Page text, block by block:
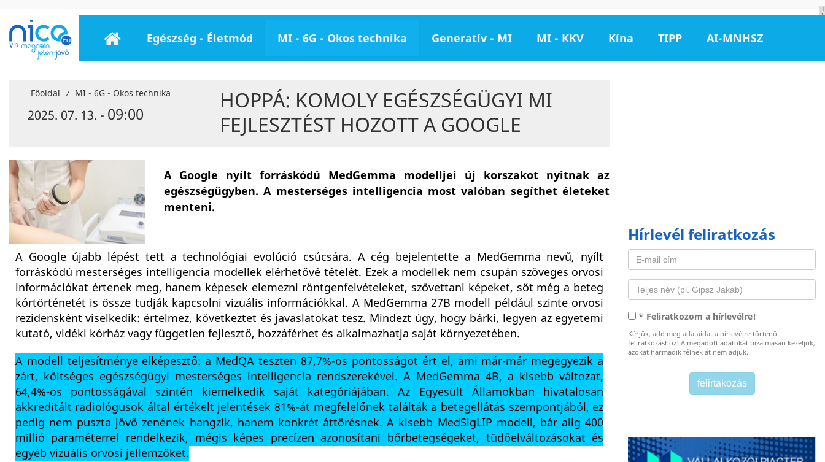
H
I
Egészség - Életmód MI - 6G - Okos technika Generatív - MI MI - KKV Kína TIPP AI-MNHSZ
Főoldal / MI - 6G - Okos technika
2025. 07. 13. - 09:00
HOPPÁ: KOMOLY EGÉSZSÉGÜGYI MI
FEJLESZTÉST HOZOTT A GOOGLE
A Google nyílt forráskódú MedGemma modelljei új korszakot nyitnak az
egészségügyben. A mesterséges intelligencia most valóban segíthet életeket
menteni.
A Google újabb lépést tett a technológiai evolúció csúcsára. A cég bejelentette a MedGemma nevű, nyílt
forráskódú mesterséges intelligencia modellek elérhetővé tételét. Ezek a modellek nem csupán szöveges orvosi
információkat értenek meg, hanem képesek elemezni röntgenfelvételeket, szövettani képeket, sőt még a beteg
kórtörténetét is össze tudják kapcsolni vizuális információkkal. A MedGemma 27B modell például szinte orvosi
rezidensként viselkedik: értelmez, következtet és javaslatokat tesz. Mindezt úgy, hogy bárki, legyen az egyetemi
kutató, vidéki kórház vagy független fejlesztő, hozzáférhet és alkalmazhatja saját környezetében.
A modell teljesítménye elképesztő: a MedQA teszten 87,7%-os pontosságot ért el, ami már-már megegyezik a
zárt, költséges egészségügyi mesterséges intelligencia rendszerekével. A MedGemma 4B, a kisebb változat,
64,4%-os pontosságával szintén kiemelkedik saját kategóriájában. Az Egyesült Államokban hivatalosan
akkreditált radiológusok által értékelt jelentések 81%-át megfelelőnek találták a betegellátás szempontjából, ez
pedig nem puszta jövő zenének hangzik, hanem konkrét áttörésnek. A kisebb MedSigLIP modell, bár alig 400
millió paraméterrel rendelkezik, mégis képes precízen azonosítani bőrbetegségeket, tüdőelváltozásokat és
egyéb vizuális orvosi jellemzőket.
Hírlevél feliratkozás
* Feliratkozom a hírlevélre!
Kérjük, add meg adataidat a hírlevélre történő
feliratkozáshoz! A megadott adatokat bizalmasan kezeljük,
azokat harmadik félnek át nem adjuk.